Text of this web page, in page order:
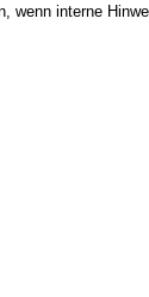
interne